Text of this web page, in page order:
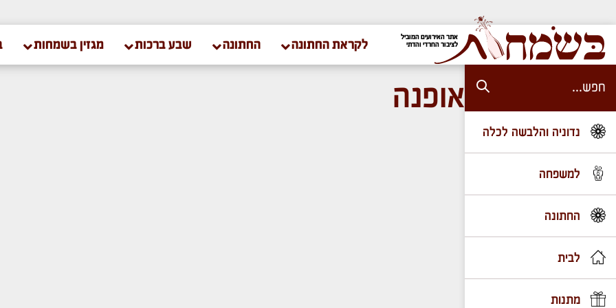
אתר האירועים המוביל
לציבור החרדי והדתי
לקראת החתונה החתונה שבע ברכות מגזין בשמחות
נדוניה והלבשה לכלה
למשפחה
החתונה
לבית
מתנות
אופנה